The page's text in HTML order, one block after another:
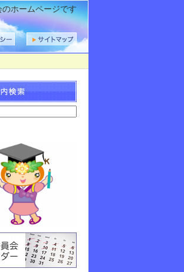
ホームページです